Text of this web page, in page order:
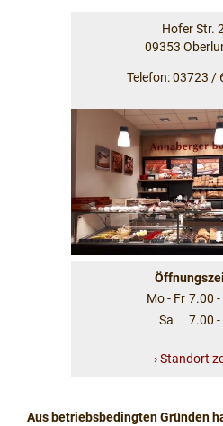
Hofer Str.
09353
Telefon: 03723 /
Mo - Fr 7.00
Sa
7.00
› Standort
Aus betriebsbedingten Gründen